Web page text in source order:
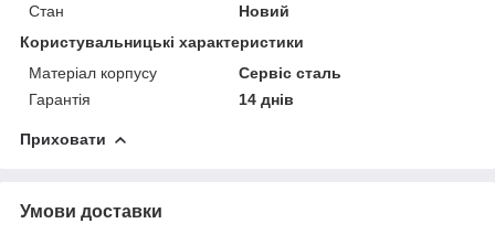
Стан
Новий
Користувальницькі характеристики
Матеріал корпусу
Сервіс сталь
Гарантія
14 днів
Приховати
Умови доставки